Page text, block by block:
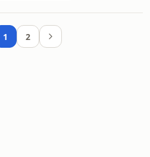
1 2